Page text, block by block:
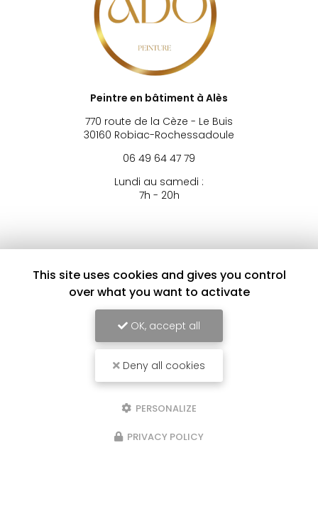
Peintre en bâtiment à Alès
770 route de la Cèze - Le Buis
30160 Robiac-Rochessadoule
06 49 64 47 79
Lundi au samedi :
7h - 20h
Envoyez un message
This site uses cookies and gives you control
over what you want to activate
OK, accept all
Deny all cookies
PERSONALIZE
PRIVACY POLICY